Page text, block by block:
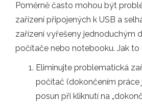
Poměrně často mohou být
zařízení připojených k USB a
zařízení vyřešeny jednoduchým
počítače nebo notebooku. Jak to
Eliminujte problematická
počítač (dokončením práce
posun při kliknutí na